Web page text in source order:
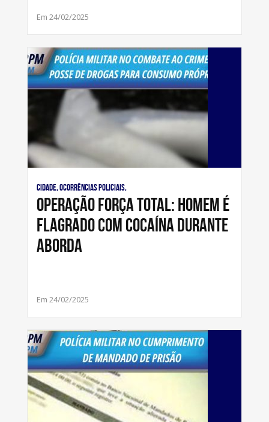
Em 24/02/2025
Cidade, Ocorrências Policiais,
Operação Força Total: Homem é
flagrado com cocaína durante
aborda
Em 24/02/2025